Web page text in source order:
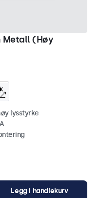
Metall (Høy
lysstyrke
Legg i handlekurv